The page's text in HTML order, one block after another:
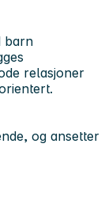
barn
relasjoner
og ansetter